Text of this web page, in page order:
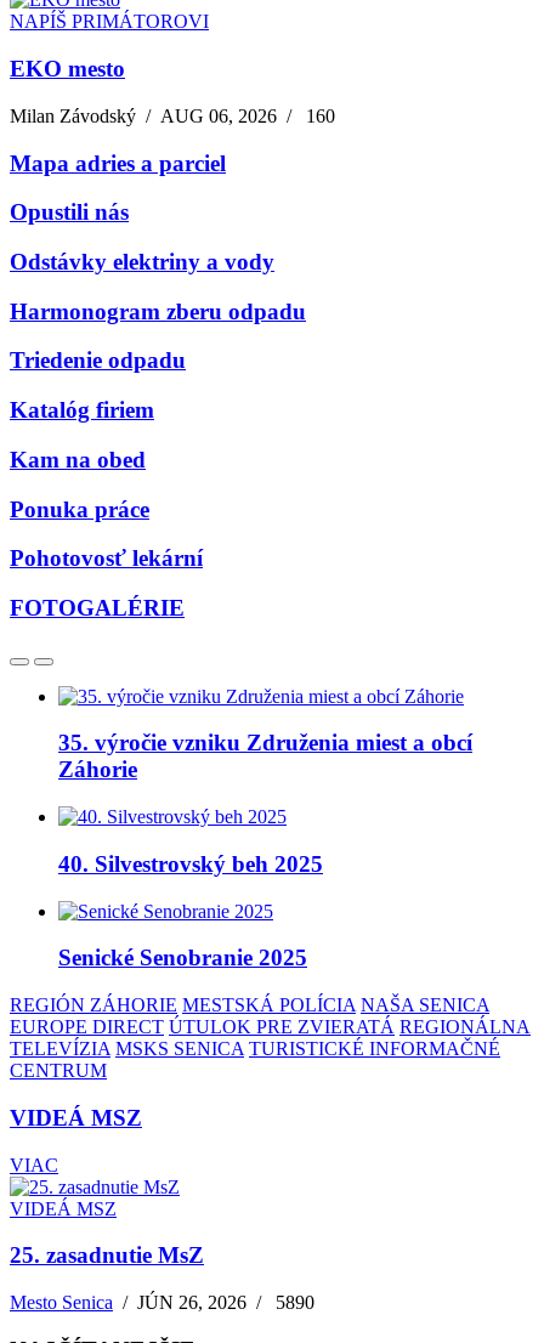
NAPÍŠ PRIMÁTOROVI
EKO mesto
Milan Závodský /AUG 06, 2026 / 160
Mapa adries a parciel
Opustili nás
Odstávky elektriny a vody
Harmonogram zberu odpadu
Triedenie odpadu
Katalóg firiem
Kam na obed
Ponuka práce
Pohotovosť lekární
FOTOGALÉRIE
35. výročie vzniku Združenia miest a obcí
Záhorie
40. Silvestrovský beh 2025
Senické Senobranie 2025
REGIÓN ZÁHORIE MESTSKÁ POLÍCIA NAŠA SENICA
EUROPE DIRECT ÚTULOK PRE ZVIERATÁ REGIONÁLNA
TELEVÍZIA MSKS SENICA TURISTICKÉ INFORMAČNÉ
CENTRUM
VIDEÁ MSZ
VIAC
VIDEÁ MSZ
25. zasadnutie MsZ
Mesto Senica /JÚN 26, 2026 / 5890